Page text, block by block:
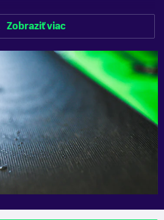
Zobraziť viac
Zobraziť menej